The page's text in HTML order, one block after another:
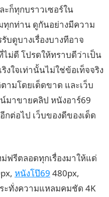
ก็ทุกบราวเซอร์ใน
ทุกท่าน ดูกันอย่างมีความ
ดูบางเรื่องบางทีอาจ
ไม่ดี โปรดให้ทราบดีว่าเป็น
งใจเท่านั้นไม่ใช่ข้อเท็จจริง
ามโดยเด็ดขาด และเว็บ
มาขายคลิป หนังอาร์69
กต่อไป เว็บของดีของเด็ด
ฟรีตลอดทุกเรื่องมาให้แด่
หนังโป๊69 480px,
ะทั่งความแหลมคมชัด 4K